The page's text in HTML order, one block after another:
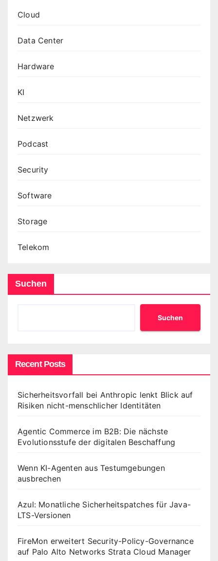
Cloud
Data Center
Hardware
KI
Netzwerk
Podcast
Security
Software
Storage
Telekom
Suchen
Suchen
Recent Posts
Sicherheitsvorfall bei Anthropic lenkt Blick auf
Risiken nicht-menschlicher Identitäten
Agentic Commerce im B2B: Die nächste
Evolutionsstufe der digitalen Beschaffung
Wenn KI-Agenten aus Testumgebungen
ausbrechen
Azul: Monatliche Sicherheitspatches für Java-
LTS-Versionen
FireMon erweitert Security-Policy-Governance
auf Palo Alto Networks Strata Cloud Manager